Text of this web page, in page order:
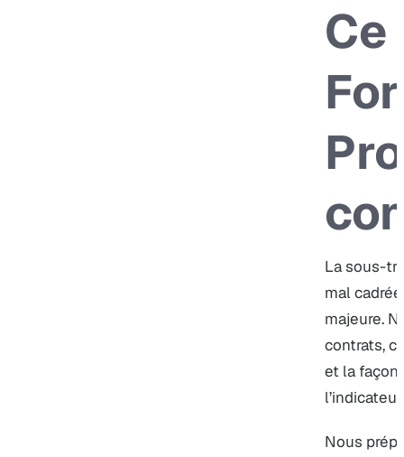
Ce
La sous-
mal
majeure.
contrats,
et la façon
l’indicateur
Nous